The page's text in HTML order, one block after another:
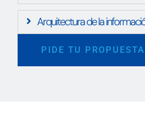
Arquitectura de la
PIDE TU